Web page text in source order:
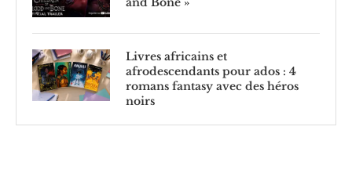
Livres africains et
afrodescendants pour ados : 4
romans fantasy avec des héros
noirs